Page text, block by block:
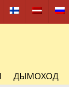
ДЫМОХОД